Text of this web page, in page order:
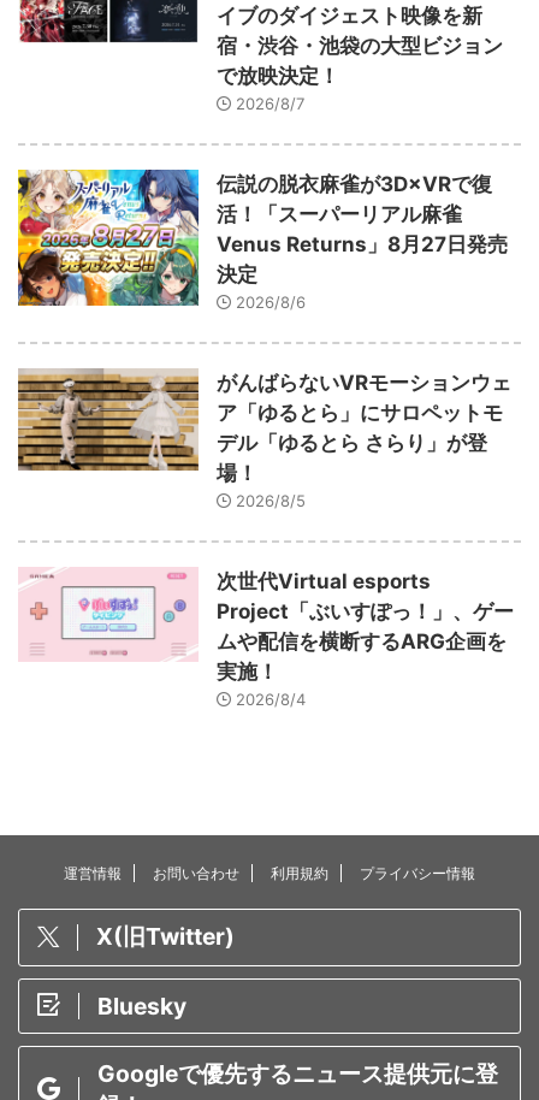
イブのダイジェスト映像を新
宿・渋谷・池袋の大型ビジョン
で放映決定！
2026/8/7
伝説の脱衣麻雀が3D×VRで復
活！「スーパーリアル麻雀
Venus Returns」8月27日発売
決定
2026/8/6
がんばらないVRモーションウェ
ア「ゆるとら」にサロペットモ
デル「ゆるとら さらり」が登
場！
2026/8/5
次世代Virtual esports
Project「ぶいすぽっ！」、ゲー
ムや配信を横断するARG企画を
実施！
2026/8/4
運営情報 お問い合わせ 利用規約 プライバシー情報
X(旧Twitter)
Bluesky
Googleで優先するニュース提供元に登